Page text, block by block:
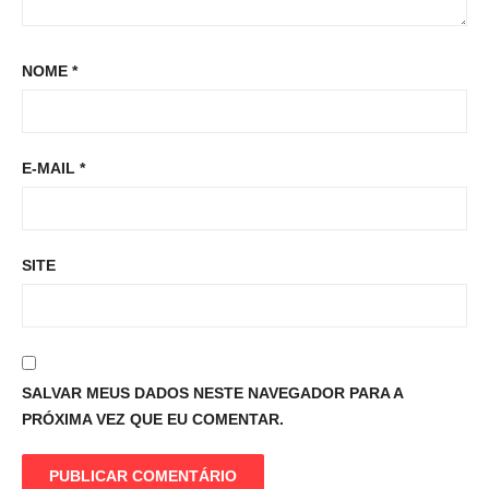
NOME *
E-MAIL *
SITE
SALVAR MEUS DADOS NESTE NAVEGADOR PARA A
PRÓXIMA VEZ QUE EU COMENTAR.